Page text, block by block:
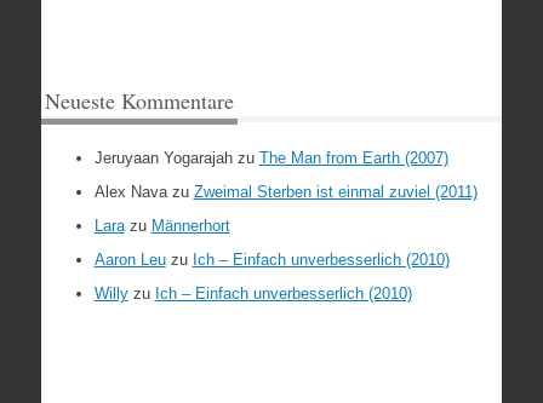
Neueste Kommentare
Jeruyaan Yogarajahzu The Man from Earth (2007)
Alex Navazu Zweimal Sterben ist einmal zuviel (2011)
Larazu Männerhort
Aaron Leuzu Ich – Einfach unverbesserlich (2010)
Willyzu Ich – Einfach unverbesserlich (2010)